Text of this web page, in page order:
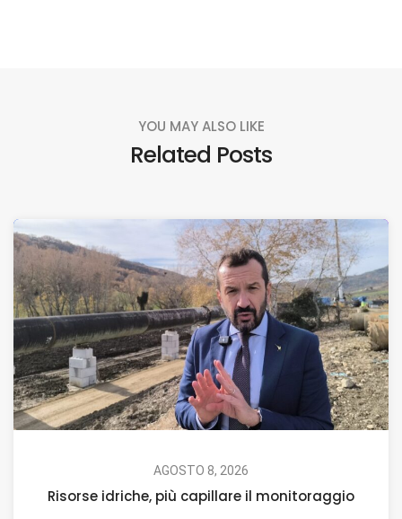
YOU MAY ALSO LIKE
Related Posts
AGOSTO 8, 2026
Risorse idriche, più capillare il monitoraggio